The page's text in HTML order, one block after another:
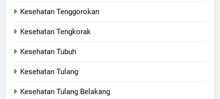
Kesehatan Tenggorokan
Kesehatan Tengkorak
Kesehatan Tubuh
Kesehatan Tulang
Kesehatan Tulang Belakang